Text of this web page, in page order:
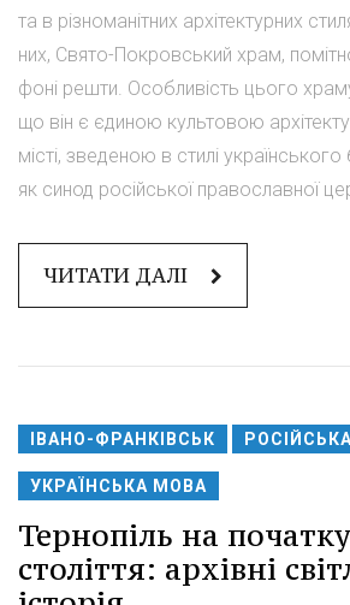
та в різноманітних архітектурних
них, Свято-Покровський храм,
фоні решти. Особливість цього
що він є єдиною культовою
місті, зведеною в стилі
як синод російської православної
ЧИТАТИ ДАЛІ
ІВАНО-ФРАНКІВСЬК
УКРАЇНСЬКА МОВА
Тернопіль на
століття: архівні